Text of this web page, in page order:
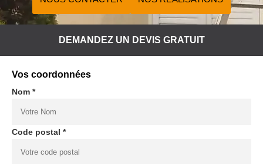
DEMANDEZ UN DEVIS GRATUIT
Vos coordonnées
Nom *
Code postal *